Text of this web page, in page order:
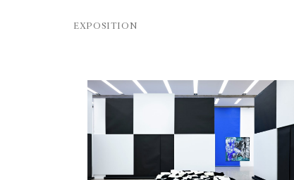
EXPOSITION